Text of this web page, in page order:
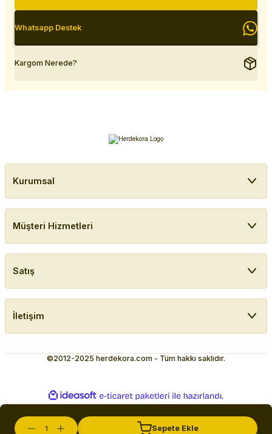
Sepete Ekle
Whatsapp Destek
Kargom Nerede?
Kurumsal
Müşteri Hizmetleri
Satış
İletişim
©2012-2025 herdekora.com - Tüm hakkı saklıdır.
ideasoft
e-
ticaret
hazırlandı.